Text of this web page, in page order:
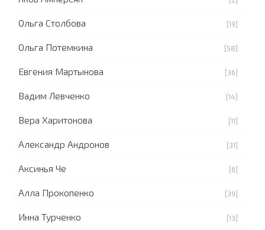
Ольга Столбова [19]
Ольга Потемкина [58]
Евгения Мартынова [36]
Вадим Левченко [14]
Вера Харитонова [11]
Александр Андронов [31]
Аксинья Че [6]
Алла Прокопенко [39]
Инна Турченко [13]